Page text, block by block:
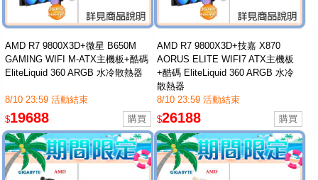
AMD R7 9800X3D+微星 B650M
GAMING WIFI M-ATX主機板+酷碼
EliteLiquid 360 ARGB 水冷散熱器
8/10 23:59 活動結束
$19688
AMD R7 9800X3D+技嘉 X870
AORUS ELITE WIFI7 ATX主機板
+酷碼 EliteLiquid 360 ARGB 水冷
散熱器
8/10 23:59 活動結束
$26188